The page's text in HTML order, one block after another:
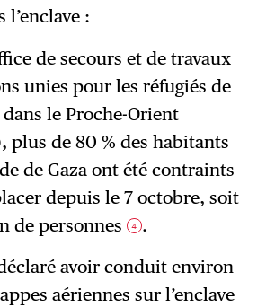
l’enclave :
de secours et de travaux
unies pour les réfugiés de
le Proche-Orient
plus de 80 % des habitants
de Gaza ont été contraints
depuis le 7 octobre, soit
de personnes
4 .
avoir conduit environ
aériennes sur l’enclave